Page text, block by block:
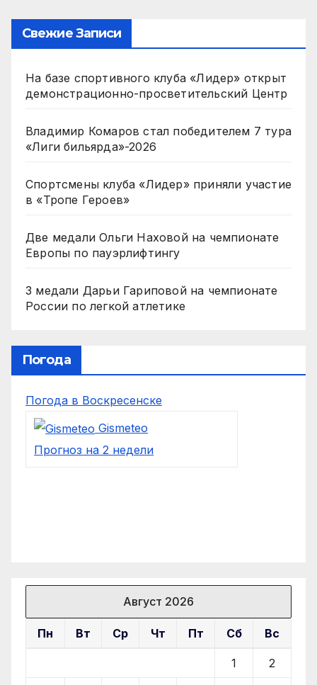
Свежие Записи
На базе спортивного клуба «Лидер» открыт
демонстрационно-просветительский Центр
Владимир Комаров стал победителем 7 тура
«Лиги бильярда»-2026
Спортсмены клуба «Лидер» приняли участие
в «Тропе Героев»
Две медали Ольги Наховой на чемпионате
Европы по пауэрлифтингу
3 медали Дарьи Гариповой на чемпионате
России по легкой атлетике
Погода
Погода в Воскресенске
Gismeteo
Прогноз на 2 недели
Август 2026
Пн Вт Ср Чт Пт Сб Вс
1 2